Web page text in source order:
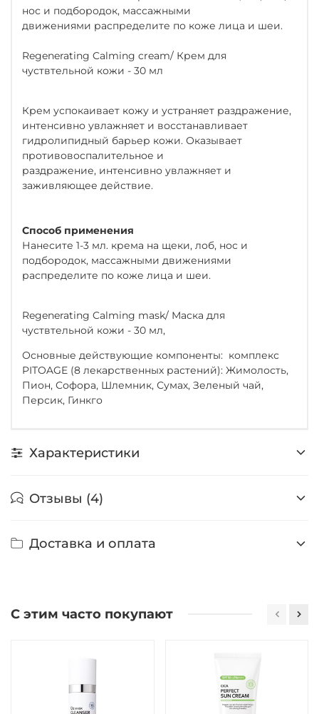
нос и подбородок, массажными
движениями распределите по коже лица и шеи.
Regenerating Calming cream/ Крем для
чуствтельной кожи - 30 мл
Крем успокаивает кожу и устраняет раздражение,
интенсивно увлажняет и восстанавливает
гидролипидный барьер кожи. Оказывает
противовоспалительное и
раздражение, интенсивно увлажняет и
заживляющее действие.
Способ применения
Нанесите 1-3 мл. крема на щеки, лоб, нос и
подбородок, массажными движениями
распределите по коже лица и шеи.
Regenerating Calming mask/ Маска для
чуствтельной кожи - 30 мл,
Основные действующие компоненты: ­ комплекс
PITOAGE (8 лекарственных растений): Жимолость,
Пион, Софора, Шлемник, Сумах, Зеленый чай,
Персик, Гинкго
Характеристики
Отзывы (4)
Доставка и оплата
С этим часто покупают